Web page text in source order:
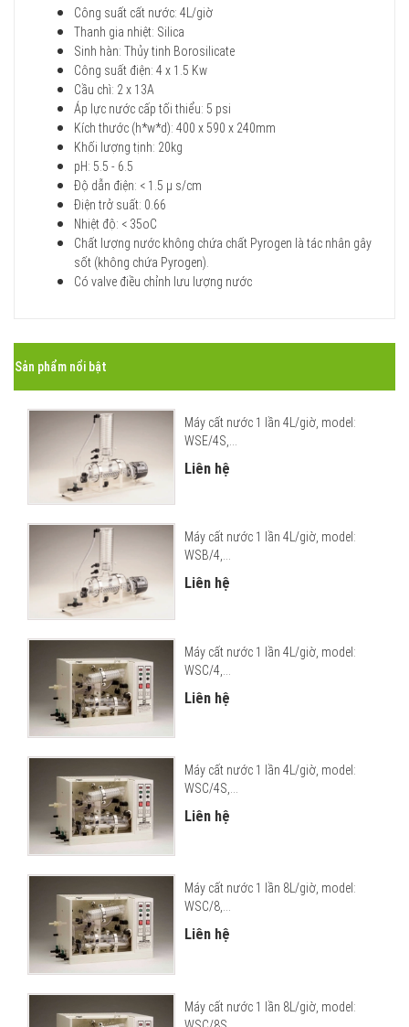
Công suất cất nước: 4L/giờ
Thanh gia nhiệt: Silica
Sinh hàn: Thủy tinh Borosilicate
Công suất điện: 4 x 1.5 Kw
Cầu chì: 2 x 13A
Áp lực nước cấp tối thiểu: 5 psi
Kích thước (h*w*d): 400 x 590 x 240mm
Khối lượng tịnh: 20kg
pH: 5.5 - 6.5
Độ dẫn điện: < 1.5 µ s/cm
Điện trở suất: 0.66
Nhiệt độ: < 35oC
Chất lượng nước không chứa chất Pyrogen là tác nhân gây
sốt (không chứa Pyrogen).
Có valve điều chỉnh lưu lượng nước
Sản phẩm nổi bật
Máy cất nước 1 lần 4L/giờ, model:
WSE/4S,...
Liên hệ
Máy cất nước 1 lần 4L/giờ, model:
WSB/4,...
Liên hệ
Máy cất nước 1 lần 4L/giờ, model:
WSC/4,...
Liên hệ
Máy cất nước 1 lần 4L/giờ, model:
WSC/4S,...
Liên hệ
Máy cất nước 1 lần 8L/giờ, model:
WSC/8,...
Liên hệ
Máy cất nước 1 lần 8L/giờ, model: